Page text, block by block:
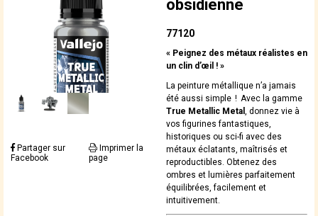
Téléchargements
Techniques,
trucs et
astuces
Vidéos
Partager sur
Facebook
Imprimer la
page
obsidienne
77120
« Peignez des métaux réalistes en
un clin d’œil ! »
La peinture métallique n’a jamais
été aussi simple ! Avec la gamme
True Metallic Metal , donnez vie à
vos figurines fantastiques,
historiques ou sci-fi avec des
métaux éclatants, maîtrisés et
reproductibles. Obtenez des
ombres et lumières parfaitement
équilibrées, facilement et
intuitivement.